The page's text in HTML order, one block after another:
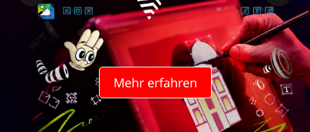
Mehr erfahren